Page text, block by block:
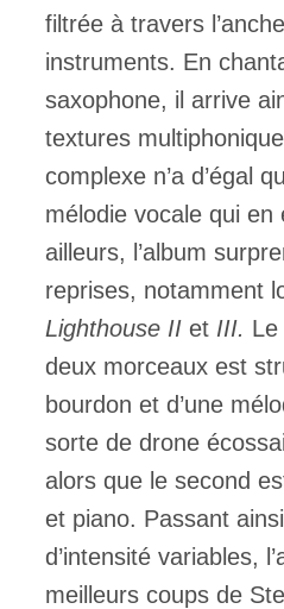
filtrée à travers
instruments. En
saxophone, il arrive
textures
complexe n’a d’égal
mélodie vocale qui
ailleurs, l’album
reprises, notamment
Lighthouse II et III.
deux morceaux est
bourdon et d’une
sorte de drone
alors que le second
et piano. Passant
d’intensité variables,
meilleurs coups de